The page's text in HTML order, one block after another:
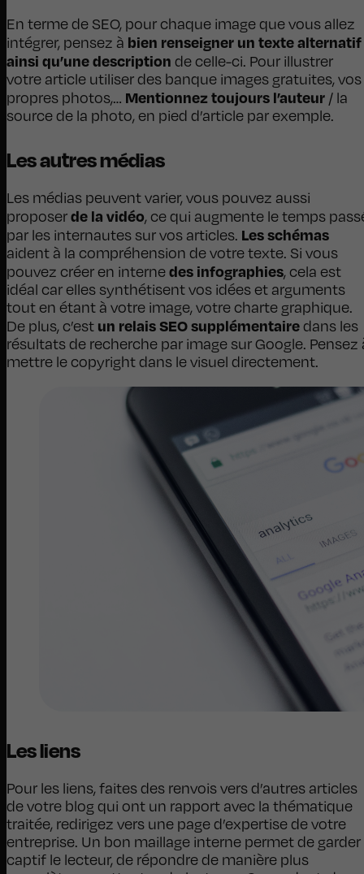
En terme de SEO, pour chaque image que vous allez
intégrer, pensez à bien renseigner un texte alternatif
ainsi qu’une description de celle-ci. Pour illustrer
votre article utiliser des banque images gratuites, vos
propres photos,… Mentionnez toujours l’auteur / la
source de la photo, en pied d’article par exemple.
Les autres médias
Les médias peuvent varier, vous pouvez aussi
proposerde la vidéo, ce qui augmente le temps
par les internautes sur vos articles. Les schémas
aident à la compréhension de votre texte. Si vous
pouvez créer en internedes infographies, cela est
idéal car elles synthétisent vos idées et arguments
tout en étant à votre image, votre charte graphique.
De plus, c’est un relais SEO supplémentairedans les
résultats de recherche par image sur Google. Pensez
mettre le copyright dans le visuel directement.
Les liens
Pour les liens, faites des renvois vers d’autres articles
de votre blog qui ont un rapport avec la thématique
traitée, redirigez vers une page d’expertise de votre
entreprise. Un bon maillage interne permet de garder
captif le lecteur, de répondre de manière plus